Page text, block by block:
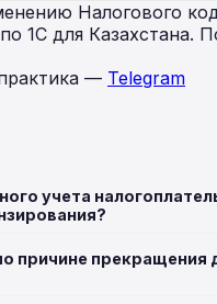
Налогового
1С для Казахстана.
— Telegram
учета
причине прекращения